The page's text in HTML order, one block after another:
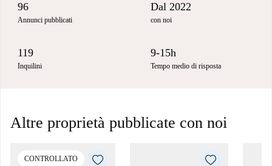
96
Annunci pubblicati
Dal 2022
con noi
119
Inquilini
9-15h
Tempo medio di risposta
Altre proprietà pubblicate con noi
CONTROLLATO